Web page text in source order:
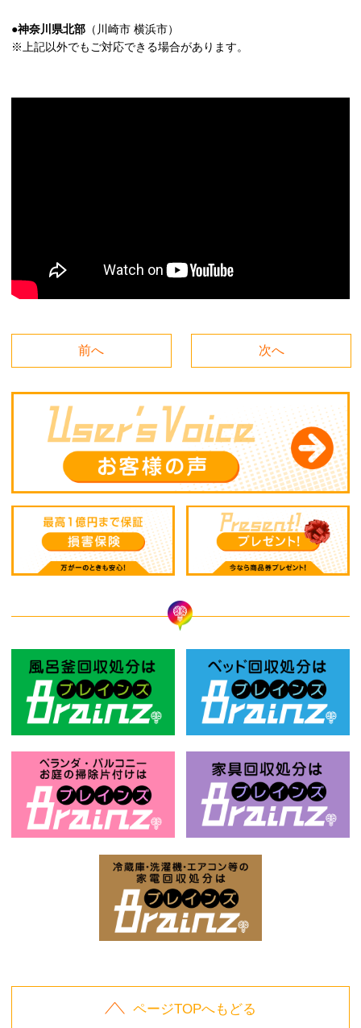
●神奈川県北部 （川崎市 横浜市）
※上記以外でもご対応できる場合があります。
前へ 次へ
ページTOPへもどる